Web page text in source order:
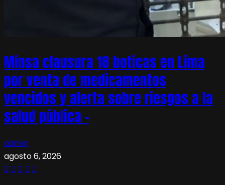
Minsa clausura 18 boticas en Lima
por venta de medicamentos
vencidos y alerta sobre riesgos a la
salud pública –
admin
agosto 6, 2026